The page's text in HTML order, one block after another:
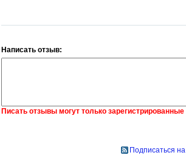
Написать отзыв:
Писать отзывы могут только зарегистрированные
Подписаться